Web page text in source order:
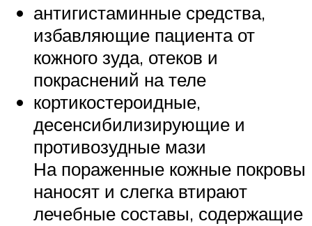
антигистаминные средства,
избавляющие пациента от
кожного зуда, отеков и
покраснений на теле
кортикостероидные,
десенсибилизирующие и
противозудные мази
На пораженные кожные покровы
наносят и слегка втирают
лечебные составы, содержащие